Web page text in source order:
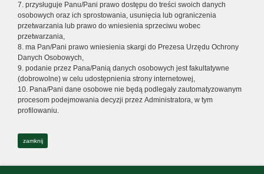
7. przysługuje Panu/Pani prawo dostępu do treści swoich danych
osobowych oraz ich sprostowania, usunięcia lub ograniczenia
przetwarzania lub prawo do wniesienia sprzeciwu wobec
przetwarzania,
8. ma Pan/Pani prawo wniesienia skargi do Prezesa Urzędu Ochrony
Danych Osobowych,
9. podanie przez Pana/Panią danych osobowych jest fakultatywne
(dobrowolne) w celu udostępnienia strony internetowej,
10. Pana/Pani dane osobowe nie będą podlegały zautomatyzowanym
procesom podejmowania decyzji przez Administratora, w tym
profilowaniu.
zamknij